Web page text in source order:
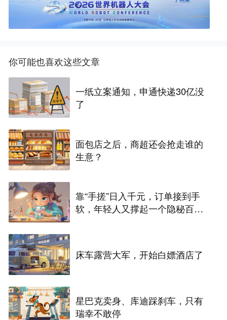
你可能也喜欢这些文章
一纸立案通知，申通快递30亿没
了
面包店之后，商超还会抢走谁的
生意？
靠“手搓”日入千元，订单接到手
软，年轻人又撑起一个隐秘百亿
床车露营大军，开始白嫖酒店了
星巴克卖身、库迪踩刹车，只有
瑞幸不敢停